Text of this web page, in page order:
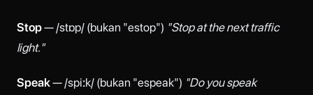
Stop— /stɒp/ (bukan "estop") "Stop at the next traffic
light."
Speak— /spiːk/ (bukan "espeak") "Do you speak